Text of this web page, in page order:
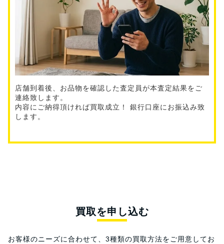
店舗到着後、お品物を確認した査定員が本査定結果をご
連絡致します。
内容にご納得頂ければ買取成立！ 銀行口座にお振込み致
します。
買取を申し込む
お客様のニーズに合わせて、3種類の買取方法をご用意してお